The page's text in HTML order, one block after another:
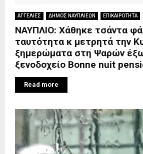
ΑΓΓΕΛΙΕΣ ΔΗΜΟΣ ΝΑΥΠΛΙΕΩΝ ΕΠΙΚΑΙΡΟΤΗΤΑ
ΝΑΥΠΛΙΟ: Χάθηκε τσάντα
ταυτότητα κ μετρητά την
ξημερώματα στη Ψαρών
ξενοδοχείο Bonne nuit
Read more